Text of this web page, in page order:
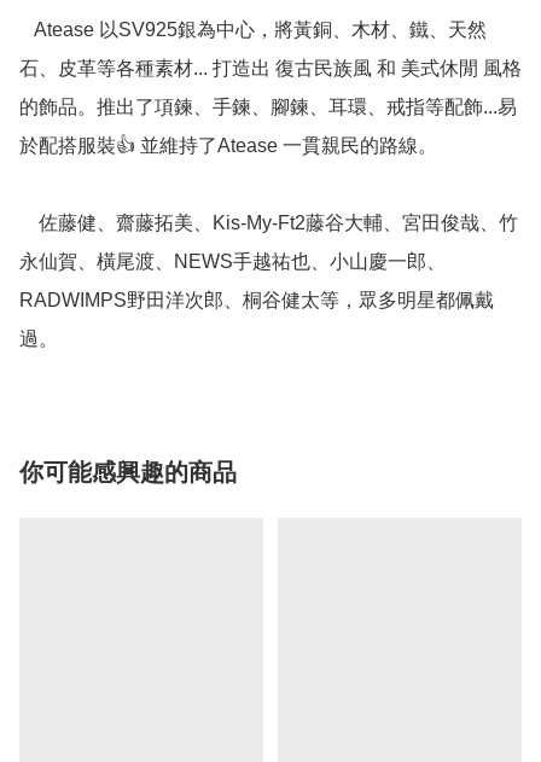
石、皮革等各種素材... 打造出 復古民族風 和 美式休閒 風格
的飾品。推出了項鍊、手鍊、腳鍊、耳環、戒指等配飾...易
於配搭服裝👍 並維持了Atease 一貫親民的路線。
永仙賀、橫尾渡、NEWS手越祐也、小山慶一郎、
RADWIMPS野田洋次郎、桐谷健太等，眾多明星都佩戴
過。
你可能感興趣的商品